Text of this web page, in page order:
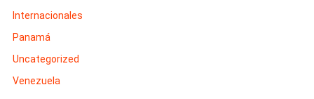
Internacionales
Panamá
Uncategorized
Venezuela